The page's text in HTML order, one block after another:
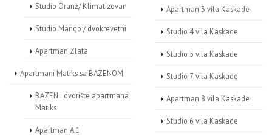
Studio Oranž/ Klimatizovan
Studio Mango / dvokrevetni
Apartman Zlata
Apartmani Matiks sa BAZENOM
BAZEN i dvorište apartmana
Matiks
Apartman A 1
Apartman 3 vila Kaskade
Studio 4 vila Kaskade
Studio 5 vila Kaskade
Studio 7 vila Kaskade
Apartman 8 vila Kaskade
Studio 6 vila Kaskade